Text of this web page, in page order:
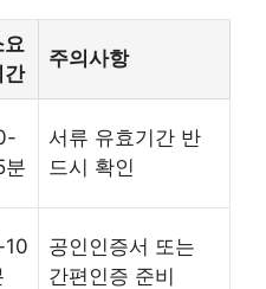
요
간
주의사항
분
서류 유효기간 반
드시 확인
10
공인인증서 또는
간편인증 준비